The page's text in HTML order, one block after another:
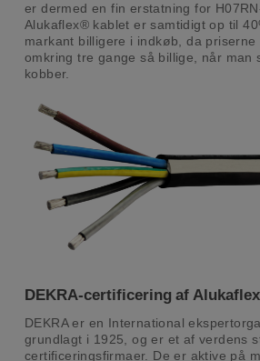
er dermed en fin erstatning for
Alukaflex® kablet er samtidigt op til
markant billigere i indkøb, da
omkring tre gange så billige, når man
kobber.
DEKRA-certificering af
DEKRA er en International
grundlagt i 1925, og er et af verdens
certificeringsfirmaer. De er aktive på